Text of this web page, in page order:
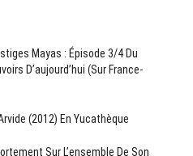
Mayas : Épisode 3/4 Du
D’aujourd’hui (sur France-
(2012) En Yucathèque
Sur L’ensemble De Son